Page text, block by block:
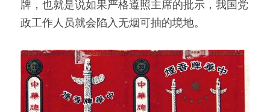
牌，也就是说如果严格遵照主席的批示，我国党
政工作人员就会陷入无烟可抽的境地。